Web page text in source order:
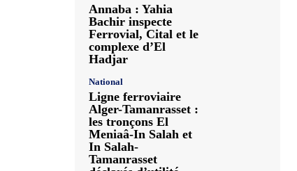
Annaba : Yahia
Bachir inspecte
Ferrovial, Cital et le
complexe d’El
Hadjar
National
Ligne ferroviaire
Alger-Tamanrasset :
les tronçons El
Meniaâ-In Salah et
In Salah-
Tamanrasset